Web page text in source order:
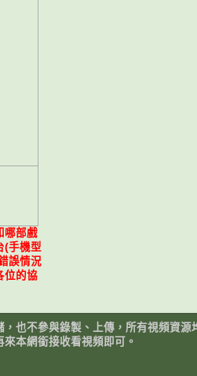
哪部戲
(手機型
誤情況
位的協
也不參與錄製、上傳，所有視頻資
本網銜接收看視頻即可。